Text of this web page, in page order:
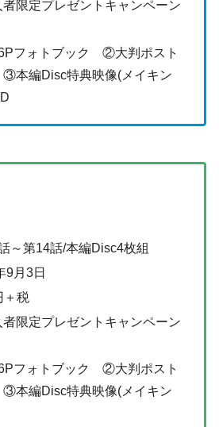
限定プレゼントキャンペーン
フォトブック ②大判ポスト
本編Disc特典映像(メイキン
～第14話/本編Disc4枚組
9月3日
＋税
限定プレゼントキャンペーン
フォトブック ②大判ポスト
本編Disc特典映像(メイキン